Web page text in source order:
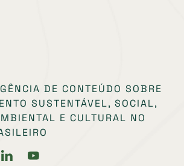
DE CONTEÚDO SOBRE
SUSTENTÁVEL, SOCIAL,
E CULTURAL NO